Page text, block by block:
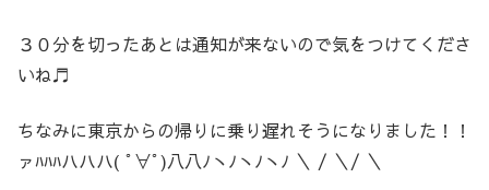
３０分を切ったあとは通知が来ないので気をつけてくださ
いね♬
ちなみに東京からの帰りに乗り遅れそうになりました！！
ァﾊﾊﾊハハハ( ﾟ∀ﾟ)八八ﾉヽﾉヽﾉヽﾉ ＼ / ＼/ ＼